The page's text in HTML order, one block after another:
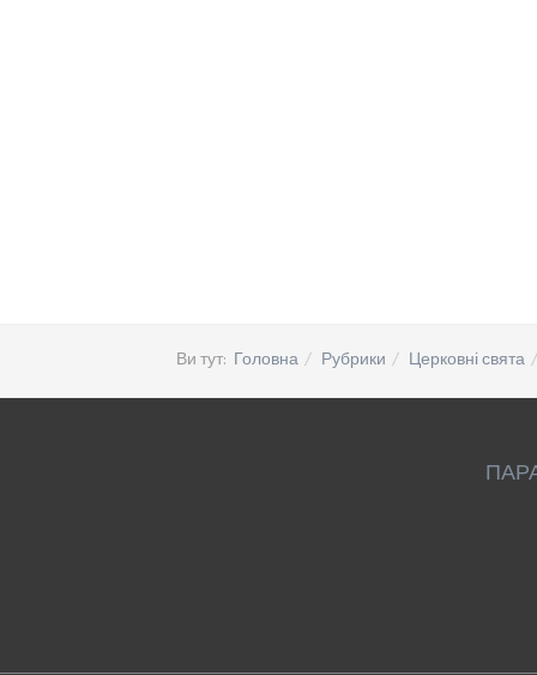
Ви тут: Головна Рубрики Церковні свята